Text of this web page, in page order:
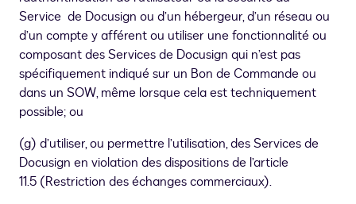
Service de Docusign ou d’un hébergeur, d’un réseau ou
d’un compte y afférent ou utiliser une fonctionnalité ou
composant des Services de Docusign qui n’est pas
spécifiquement indiqué sur un Bon de Commande ou
dans un SOW, même lorsque cela est techniquement
possible; ou
(g) d’utiliser, ou permettre l’utilisation, des Services de
Docusign en violation des dispositions de l’article
11.5 (Restriction des échanges commerciaux).